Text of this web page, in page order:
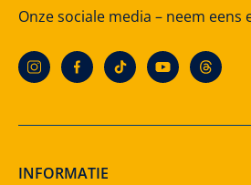
Onze sociale media – neem eens
INFORMATIE